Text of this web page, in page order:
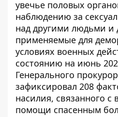
увечье половых
наблюдению за
над другими людьми и
применяемые для
условиях военных
состоянию на июнь
Генерального
зафиксировал 208
насилия, связанного
помощи спасенным